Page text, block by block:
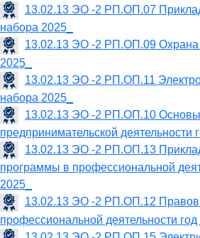
13.02.13 ЭО -2 РП.ОП.07
набора 2025_
13.02.13 ЭО -2 РП.ОП.09 Охрана
2025_
13.02.13 ЭО -2 РП.ОП.11
набора 2025_
13.02.13 ЭО -2 РП.ОП.10 Основы
предпринимательской деятельности
13.02.13 ЭО -2 РП.ОП.13
программы в профессиональной
2025_
13.02.13 ЭО -2 РП.ОП.12
профессиональной деятельности год